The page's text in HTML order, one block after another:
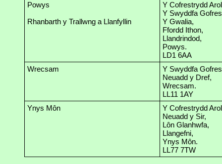
Powys
Rhanbarth y Trallwng a Llanfyllin
Y Cofrestrydd
Y Swyddfa
Y Gwalia,
Ffordd Ithon,
Llandrindod,
Powys.
LD1 6AA
Wrecsam
Y Swyddfa
Neuadd y Dref,
Wrecsam.
LL11 1AY
Ynys Môn
Y Cofrestrydd
Neuadd y Sir,
Lôn Glanhwfa,
Llangefni,
Ynys Môn.
LL77 7TW